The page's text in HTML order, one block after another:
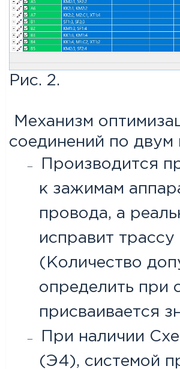
Рис. 2.
Механизм
соединений по двум
Производится
к зажимам
провода, а
исправит
(Количество
определить при
присваивается
При наличии
(Э4), системой